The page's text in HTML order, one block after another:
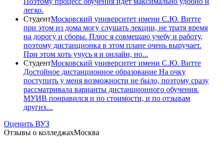
легко.
СтудентМосковский университет имени С.Ю. Витте
при этом из дома могу слушать лекции, не тратя время
на дорогу и сборы. Плюс я совмещаю учебу и работу,
поэтому дистанционка в этом плане очень выручает.
При этом хоть учусь я и онлайн, но...
СтудентМосковский университет имени С.Ю. Витте
Достойное дистанционное образование На очку
поступить у меня возможности не было, поэтому сразу
рассматривала варианты дистанционного обучения.
МУИВ понравился и по стоимости, и по отзывам
других...
Оценить ВУЗ
Отзывы о колледжахМосква